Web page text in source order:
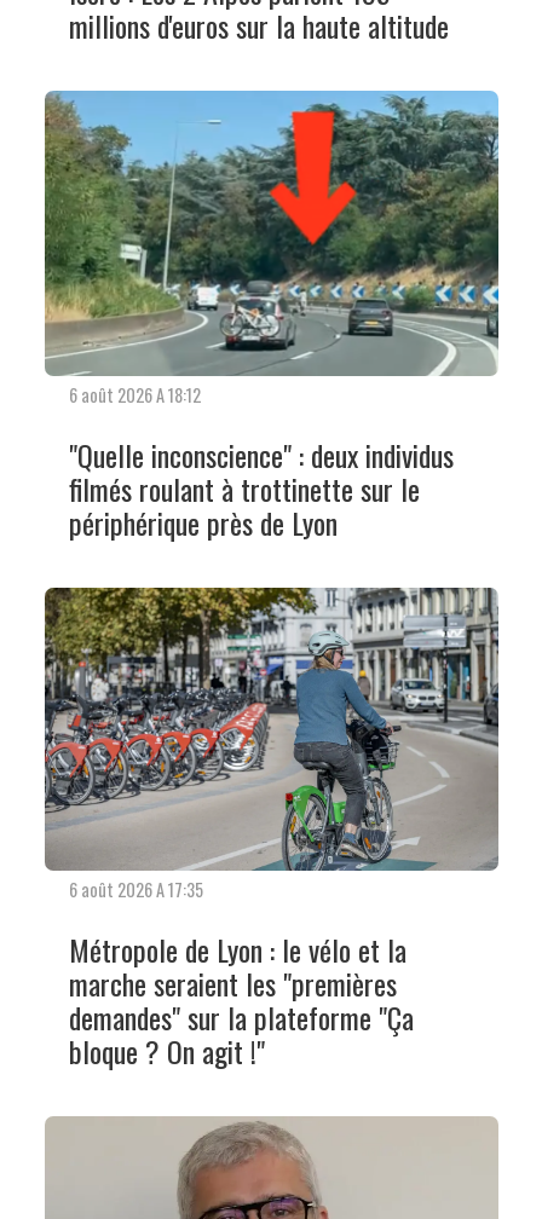
millions d'euros sur la haute altitude
6 août 2026 A 18:12
"Quelle inconscience" : deux individus
filmés roulant à trottinette sur le
périphérique près de Lyon
6 août 2026 A 17:35
Métropole de Lyon : le vélo et la
marche seraient les "premières
demandes" sur la plateforme "Ça
bloque ? On agit !"